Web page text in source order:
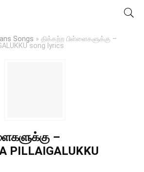
Songs » திக்கற்ற பிள்ளைகளுக்கு –
song lyrics
–
PILLAIGALUKKU